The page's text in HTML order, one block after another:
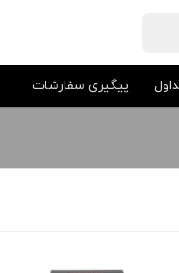
پیگیری سفارشات